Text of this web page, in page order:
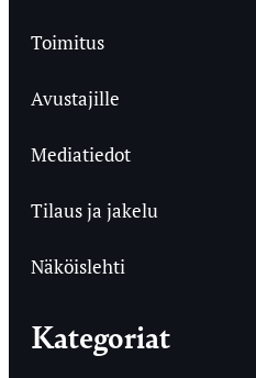
Toimitus
Avustajille
Mediatiedot
Tilaus ja jakelu
Näköislehti
Kategoriat